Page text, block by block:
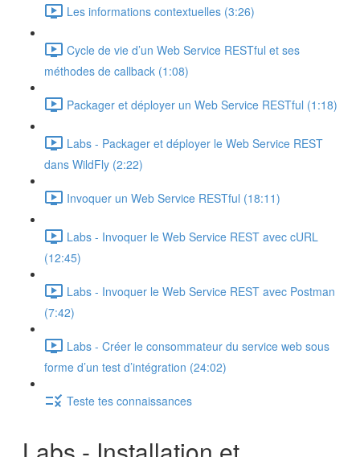
Les informations contextuelles (3:26)
Cycle de vie d’un Web Service RESTful et ses
méthodes de callback (1:08)
Packager et déployer un Web Service RESTful (1:18)
Labs - Packager et déployer le Web Service REST
dans WildFly (2:22)
Invoquer un Web Service RESTful (18:11)
Labs - Invoquer le Web Service REST avec cURL
(12:45)
Labs - Invoquer le Web Service REST avec Postman
(7:42)
Labs - Créer le consommateur du service web sous
forme d’un test d’intégration (24:02)
Teste tes connaissances